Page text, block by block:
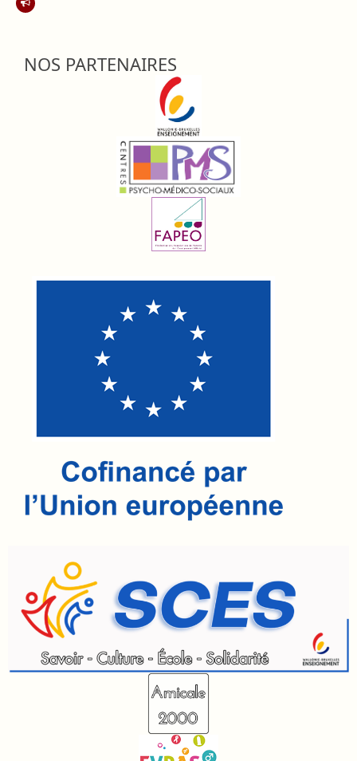
NOS PARTENAIRES